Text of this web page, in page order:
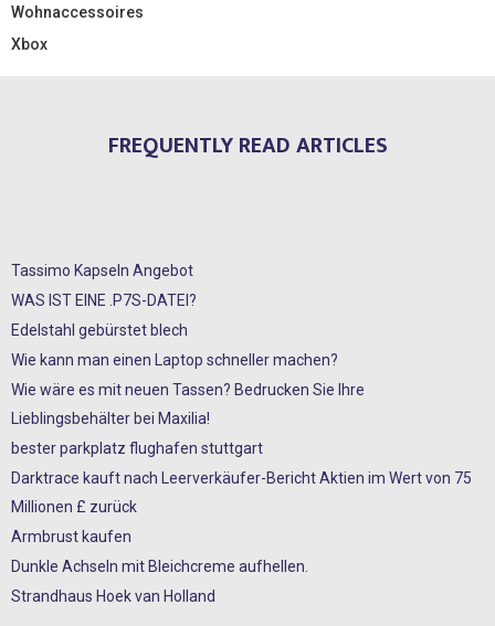
Wohnaccessoires
Xbox
FREQUENTLY READ ARTICLES
Tassimo Kapseln Angebot
WAS IST EINE .P7S-DATEI?
Edelstahl gebürstet blech
Wie kann man einen Laptop schneller machen?
Wie wäre es mit neuen Tassen? Bedrucken Sie Ihre
Lieblingsbehälter bei Maxilia!
bester parkplatz flughafen stuttgart
Darktrace kauft nach Leerverkäufer-Bericht Aktien im Wert von 75
Millionen £ zurück
Armbrust kaufen
Dunkle Achseln mit Bleichcreme aufhellen.
Strandhaus Hoek van Holland